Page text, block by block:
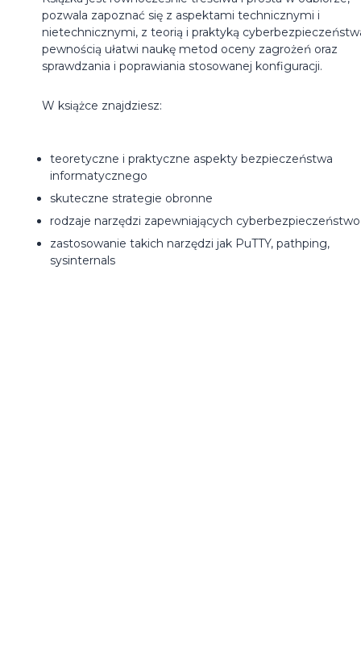
pozwala zapoznać się z aspektami technicznymi i
nietechnicznymi, z teorią i praktyką
pewnością ułatwi naukę metod oceny zagrożeń oraz
sprawdzania i poprawiania stosowanej konfiguracji.
W książce znajdziesz:
teoretyczne i praktyczne aspekty bezpieczeństwa
informatycznego
skuteczne strategie obronne
rodzaje narzędzi zapewniających cyberbezpieczeństwo
zastosowanie takich narzędzi jak PuTTY, pathping,
sysinternals